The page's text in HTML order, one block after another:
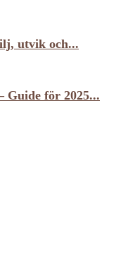
utvik och...
Guide för 2025...